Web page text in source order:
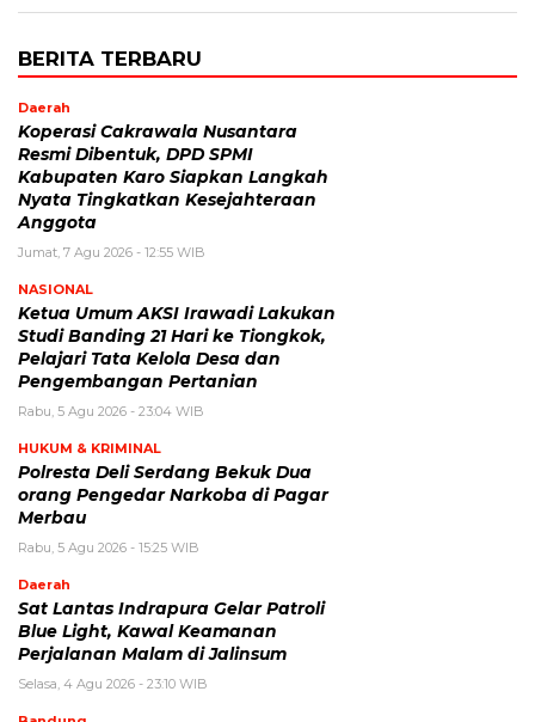
BERITA TERBARU
Daerah
Koperasi Cakrawala Nusantara
Resmi Dibentuk, DPD SPMI
Kabupaten Karo Siapkan Langkah
Nyata Tingkatkan Kesejahteraan
Anggota
Jumat, 7 Agu 2026 - 12:55 WIB
NASIONAL
Ketua Umum AKSI Irawadi Lakukan
Studi Banding 21 Hari ke Tiongkok,
Pelajari Tata Kelola Desa dan
Pengembangan Pertanian
Rabu, 5 Agu 2026 - 23:04 WIB
HUKUM & KRIMINAL
Polresta Deli Serdang Bekuk Dua
orang Pengedar Narkoba di Pagar
Merbau
Rabu, 5 Agu 2026 - 15:25 WIB
Daerah
Sat Lantas Indrapura Gelar Patroli
Blue Light, Kawal Keamanan
Perjalanan Malam di Jalinsum
Selasa, 4 Agu 2026 - 23:10 WIB